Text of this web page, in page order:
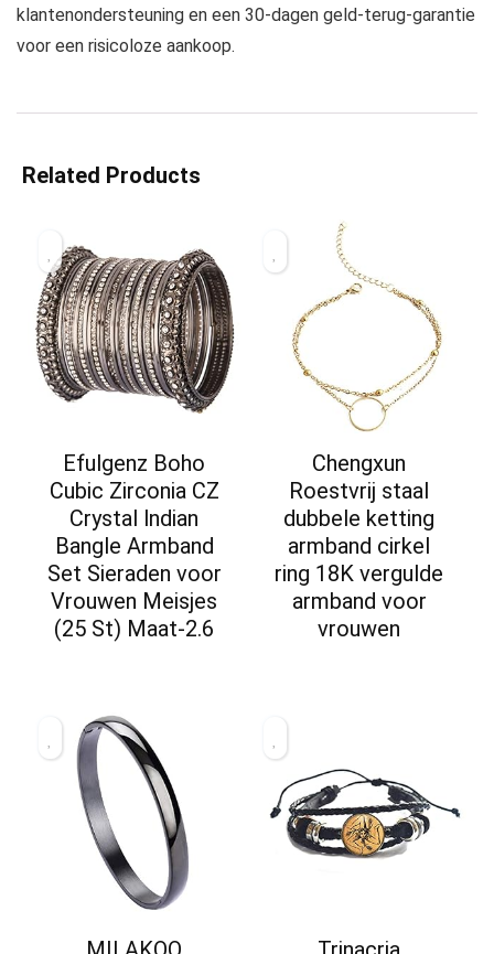
klantenondersteuning en een 30-dagen geld-terug-garantie
voor een risicoloze aankoop.
Related Products
Efulgenz Boho
Cubic Zirconia CZ
Crystal lndian
Bangle Armband
Set Sieraden voor
Vrouwen Meisjes
(25 St) Maat-2.6
Chengxun
Roestvrij staal
dubbele ketting
armband cirkel
ring 18K vergulde
armband voor
vrouwen